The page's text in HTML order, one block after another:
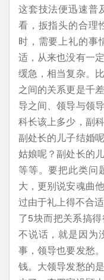
这套技法便迅速普
看，扳指头的合理
时，需要上礼的事
适，从来也没有一
缓急，相当复杂。
之间的关系更是千
导之间、领导与领
科长该上多少，副
副处长的儿子结婚
姑娘呢？副处长的
等等。要把此类问
大，更别说安魂曲
过由于礼上得不合
了5块而把关系搞
不说话，就是因为
事，领导也要发愁
钱。大领导发愁的